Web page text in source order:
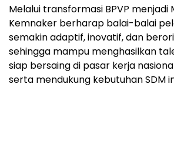
Melalui transformasi BPVP menjadi
Kemnaker berharap balai-balai
semakin adaptif, inovatif, dan
sehingga mampu menghasilkan
siap bersaing di pasar kerja
serta mendukung kebutuhan SDM